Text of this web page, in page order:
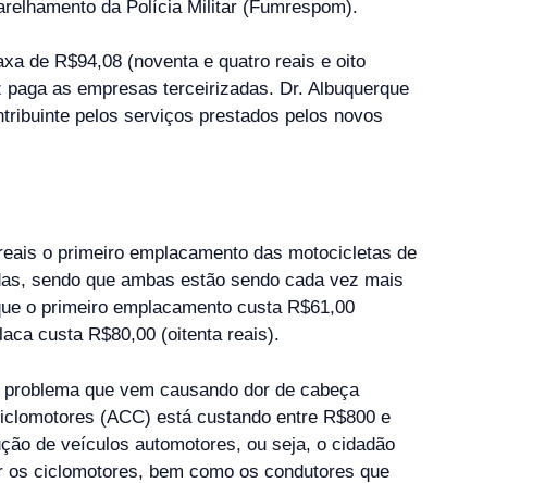
da Polícia Militar (Fumrespom).
de R$94,08 (noventa e quatro reais e oito
as empresas terceirizadas. Dr. Albuquerque
pelos serviços prestados pelos novos
o primeiro emplacamento das motocicletas de
sendo que ambas estão sendo cada vez mais
o primeiro emplacamento custa R$61,00
custa R$80,00 (oitenta reais).
que vem causando dor de cabeça
(ACC) está custando entre R$800 e
de veículos automotores, ou seja, o cidadão
ciclomotores, bem como os condutores que